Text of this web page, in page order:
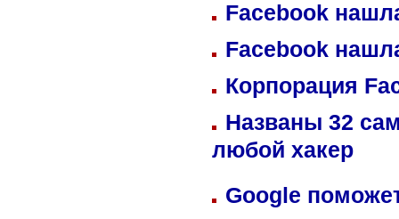
Facebook
Facebook
Корпорация
Названы 32
любой хакер
Google